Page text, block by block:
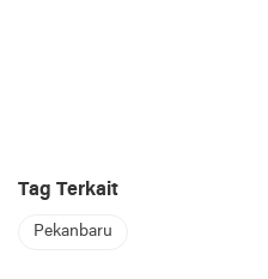
Tag Terkait
Pekanbaru